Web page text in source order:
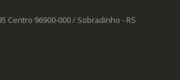
Centro 96900-000/ Sobradinho - RS